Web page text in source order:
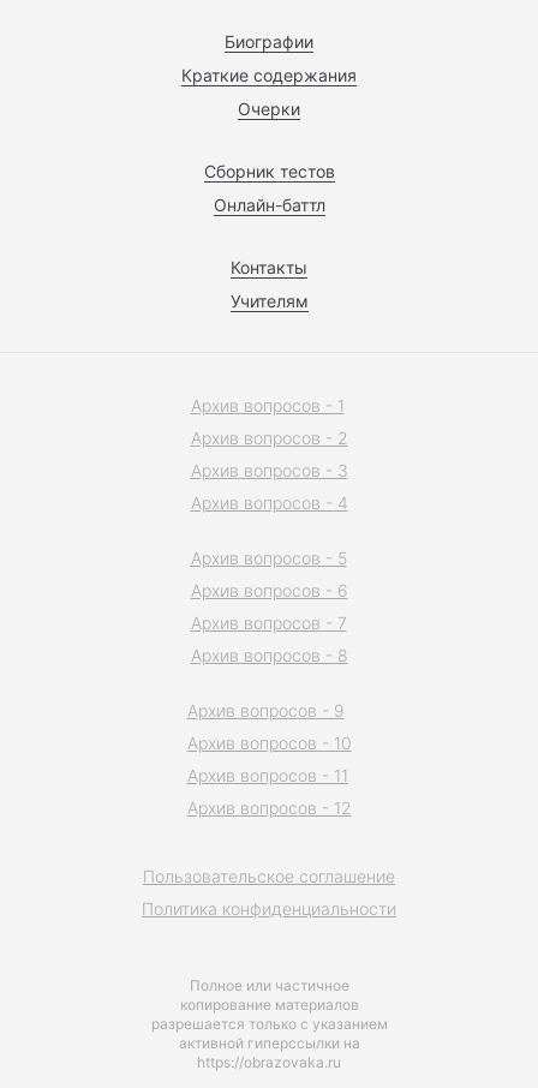
Биографии
Краткие содержания
Очерки
Сборник тестов
Онлайн-баттл
Контакты
Учителям
Полное или частичное
копирование материалов
разрешается только с указанием
активной гиперссылки на
https://obrazovaka.ru
Пользовательское соглашение
Политика конфиденциальности
Архив вопросов - 1
Архив вопросов - 2
Архив вопросов - 3
Архив вопросов - 4
Архив вопросов - 5
Архив вопросов - 6
Архив вопросов - 7
Архив вопросов - 8
Архив вопросов - 9
Архив вопросов - 10
Архив вопросов - 11
Архив вопросов - 12